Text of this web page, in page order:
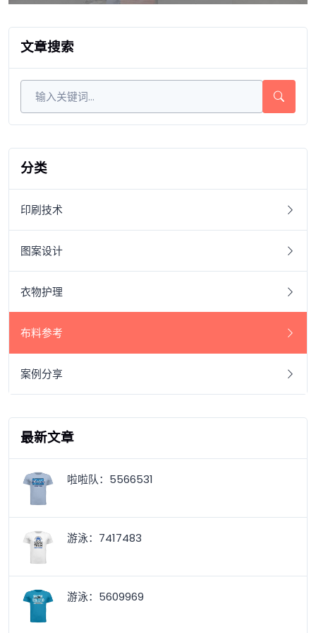
文章搜索
分类
印刷技术
图案设计
衣物护理
布料参考
案例分享
最新文章
啦啦队：5566531
游泳：7417483
游泳：5609969